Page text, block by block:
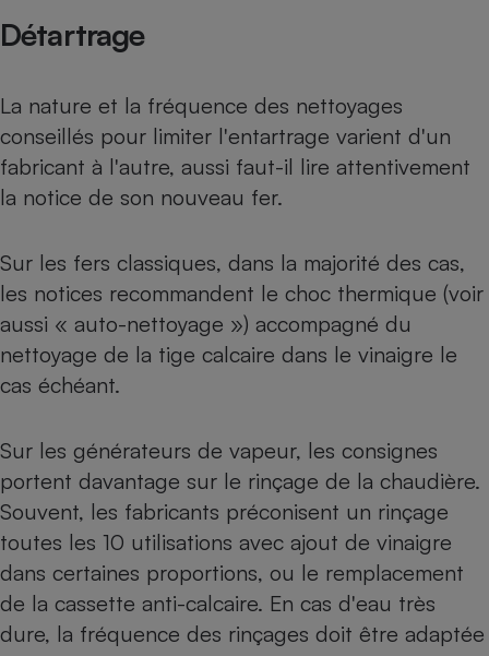
Détartrage
La nature et la fréquence des nettoyages
conseillés pour limiter l'entartrage varient d'un
fabricant à l'autre, aussi faut-il lire attentivement
la notice de son nouveau fer.
Sur les fers classiques, dans la majorité des cas,
les notices recommandent le choc thermique (voir
aussi « auto-nettoyage ») accompagné du
nettoyage de la tige calcaire dans le vinaigre le
cas échéant.
Sur les générateurs de vapeur, les consignes
portent davantage sur le rinçage de la chaudière.
Souvent, les fabricants préconisent un rinçage
toutes les 10 utilisations avec ajout de vinaigre
dans certaines proportions, ou le remplacement
de la cassette anti-calcaire. En cas d'eau très
dure, la fréquence des rinçages doit être adaptée